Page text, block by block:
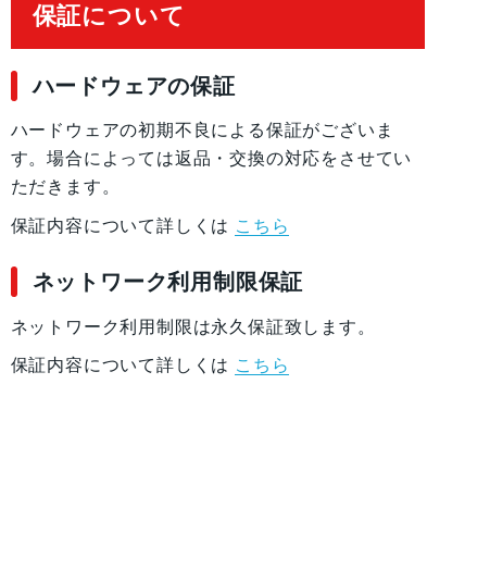
保証について
ハードウェアの保証
ハードウェアの初期不良による保証がございま
す。場合によっては返品・交換の対応をさせてい
ただきます。
保証内容について詳しくは こちら
ネットワーク利用制限保証
ネットワーク利用制限は永久保証致します。
保証内容について詳しくは こちら